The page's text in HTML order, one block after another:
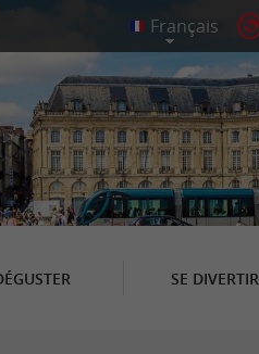
SE DIVERTIR